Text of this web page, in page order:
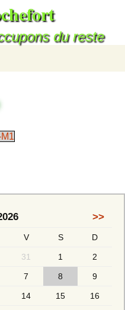
du reste
>>
V S D
31 1 2
7 8 9
14 15 16